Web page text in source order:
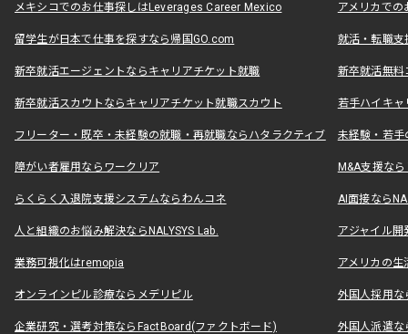
メキシコでのお仕事探しはLeverages Career Mexico アメリカで
留学生が日本で仕事を探すなら帰国GO.com 就活・転職
新卒就活エージェントならキャリアチケット就職 新卒就活無料
新卒就活スカウトならキャリアチケット就職スカウト 若手ハイキ
フリーター・既卒・未経験の就職・再就職ならハタラクティブ 未経験・若手
障がい者雇用ならワークリア M&A支援な
らくらく入退院支援システムならわんコネ AI面接なら
人と組織のお悩み解決ならNALYSYS Lab. アジャイル
業務可視化はremopia アメリカの
オンラインピル診療ならメデリピル 外国人採用
企業研究・選考対策ならFactBoard(ファクトボード) 外国人派遣な